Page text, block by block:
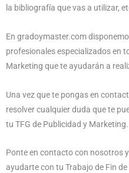
la bibliografía que vas a utilizar,
En gradoymaster.com
profesionales especializados en
Marketing que te ayudarán a
Una vez que te pongas en
resolver cualquier duda que te
tu TFG de Publicidad y Marketing.
Ponte en contacto con nosotros
ayudarte con tu Trabajo de Fin de